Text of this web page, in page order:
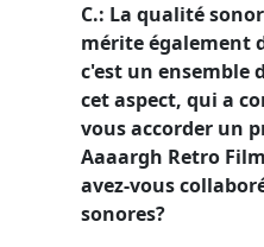
C.: La qualité
mérite également
c'est un ensemble
cet aspect, qui a
vous accorder un
Aaaargh Retro
avez-vous
sonores?